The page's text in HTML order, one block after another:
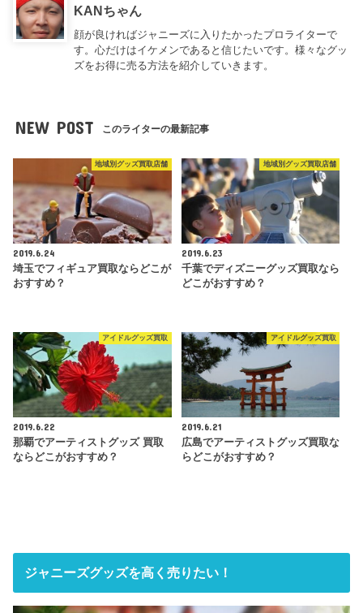
KANちゃん
顔が良ければジャニーズに入りたかったプロライターで
す。心だけはイケメンであると信じたいです。様々なグッ
ズをお得に売る方法を紹介していきます。
NEW POST このライターの最新記事
地域別グッズ買取店舗
2019.6.24
埼玉でフィギュア買取ならどこが
おすすめ？
地域別グッズ買取店舗
2019.6.23
千葉でディズニーグッズ買取なら
どこがおすすめ？
アイドルグッズ買取
2019.6.22
那覇でアーティストグッズ 買取
ならどこがおすすめ？
アイドルグッズ買取
2019.6.21
広島でアーティストグッズ買取な
らどこがおすすめ？
ジャニーズグッズを高く売りたい！